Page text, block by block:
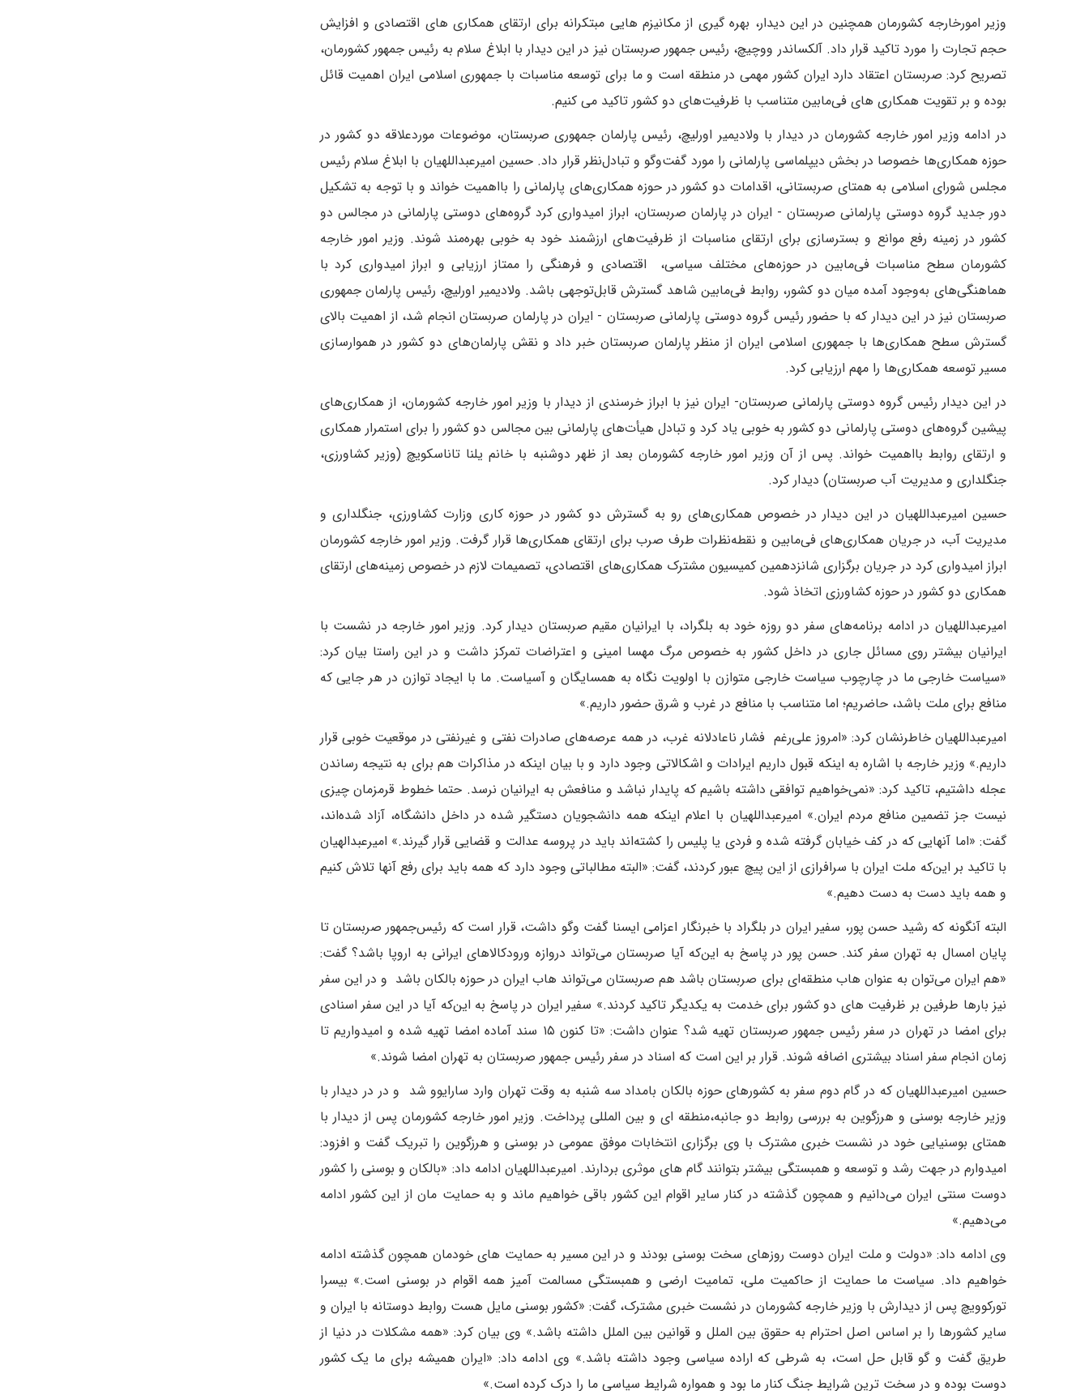
وزیر امورخارجه کشورمان همچنین در این دیدار، بهره گیری از مکانیزم هایی مبتکرانه برای ارتقای همکاری های اقتصادی و افزایش
حجم تجارت را مورد تاکید قرار داد. آلکساندر ووچیچ، رئیس جمهور صربستان نیز در این دیدار با ابلاغ سلام به رئیس جمهور کشورمان،
تصریح کرد: صربستان اعتقاد دارد ایران کشور مهمی در منطقه است و ما برای توسعه مناسبات با جمهوری اسلامی ایران اهمیت قائل
بوده و بر تقویت همکاری های فی‌مابین متناسب با ظرفیت‌های دو کشور تاکید می کنیم.
در ادامه وزیر امور خارجه کشورمان در دیدار با ولادیمیر اورلیچ، رئیس پارلمان جمهوری صربستان، موضوعات موردعلاقه دو کشور در
حوزه همکاری‌ها خصوصا در بخش دیپلماسی پارلمانی را مورد گفت‌وگو و تبادل‌نظر قرار داد. حسین امیرعبداللهیان با ابلاغ سلام رئیس
مجلس شورای اسلامی به همتای صربستانی، اقدامات دو کشور در حوزه همکاری‌های پارلمانی را بااهمیت خواند و با توجه به تشکیل
دور جدید گروه دوستی پارلمانی صربستان - ایران در پارلمان صربستان، ابراز امیدواری کرد گروه‌های دوستی پارلمانی در مجالس دو
کشور در زمینه رفع موانع و بسترسازی برای ارتقای مناسبات از ظرفیت‌های ارزشمند خود به خوبی بهره‌مند شوند. وزیر امور خارجه
کشورمان سطح مناسبات فی‌مابین در حوزه‌های مختلف سیاسی، اقتصادی و فرهنگی را ممتاز ارزیابی و ابراز امیدواری کرد با
هماهنگی‌های به‌وجود آمده میان دو کشور، روابط فی‌مابین شاهد گسترش قابل‌توجهی باشد. ولادیمیر اورلیچ، رئیس پارلمان جمهوری
صربستان نیز در این دیدار که با حضور رئیس گروه دوستی پارلمانی صربستان - ایران در پارلمان صربستان انجام شد، از اهمیت بالای
گسترش سطح همکاری‌ها با جمهوری اسلامی ایران از منظر پارلمان صربستان خبر داد و نقش پارلمان‌های دو کشور در هموارسازی
مسیر توسعه همکاری‌ها را مهم ارزیابی کرد.
در این دیدار رئیس گروه دوستی پارلمانی صربستان- ایران نیز با ابراز خرسندی از دیدار با وزیر امور خارجه کشورمان، از همکاری‌های
پیشین گروه‌های دوستی پارلمانی دو کشور به خوبی یاد کرد و تبادل هیأت‌های پارلمانی بین مجالس دو کشور را برای استمرار همکاری
و ارتقای روابط بااهمیت خواند. پس از آن وزیر امور خارجه کشورمان بعد از ظهر دوشنبه با خانم یلنا تاناسکویچ (وزیر کشاورزی،
جنگلداری و مدیریت آب صربستان) دیدار کرد.
حسین امیرعبداللهیان در این دیدار در خصوص همکاری‌های رو به گسترش دو کشور در حوزه کاری وزارت کشاورزی، جنگلداری و
مدیریت آب، در جریان همکاری‌های فی‌مابین و نقطه‌نظرات طرف صرب برای ارتقای همکاری‌ها قرار گرفت. وزیر امور خارجه کشورمان
ابراز امیدواری کرد در جریان برگزاری شانزدهمین کمیسیون مشترک همکاری‌های اقتصادی، تصمیمات لازم در خصوص زمینه‌های ارتقای
همکاری دو کشور در حوزه کشاورزی اتخاذ شود.
امیرعبداللهیان در ادامه برنامه‌های سفر دو روزه خود به بلگراد، با ایرانیان مقیم صربستان دیدار کرد. وزیر امور خارجه در نشست با
ایرانیان بیشتر روی مسائل جاری در داخل کشور به خصوص مرگ مهسا امینی و اعتراضات تمرکز داشت و در این راستا بیان کرد:
«سیاست خارجی ما در چارچوب سیاست خارجی متوازن با اولویت نگاه به همسایگان و آسیاست. ما با ایجاد توازن در هر جایی که
منافع برای ملت باشد، حاضریم؛ اما متناسب با منافع در غرب و شرق حضور داریم.»
امیرعبداللهیان خاطرنشان کرد: «امروز علی‌رغم فشار ناعادلانه غرب، در همه عرصه‌های صادرات نفتی و غیرنفتی در موقعیت خوبی قرار
داریم.» وزیر خارجه با اشاره به اینکه قبول داریم ایرادات و اشکالاتی وجود دارد و با بیان اینکه در مذاکرات هم برای به نتیجه رساندن
عجله داشتیم، تاکید کرد: «نمی‌خواهیم توافقی داشته باشیم که پایدار نباشد و منافعش به ایرانیان نرسد. حتما خطوط قرمزمان چیزی
نیست جز تضمین منافع مردم ایران.» امیرعبداللهیان با اعلام اینکه همه دانشجویان دستگیر شده در داخل دانشگاه، آزاد شده‌اند،
گفت: «اما آنهایی که در کف خیابان گرفته شده و فردی یا پلیس را کشته‌اند باید در پروسه عدالت و قضایی قرار گیرند.» امیرعبدالهیان
با تاکید بر این‌که ملت ایران با سرافرازی از این پیچ عبور کردند، گفت: «البته مطالباتی وجود دارد که همه باید برای رفع آنها تلاش کنیم
و همه باید دست به دست دهیم.»
البته آنگونه که رشید حسن پور، سفیر ایران در بلگراد با خبرنگار اعزامی ایسنا گفت وگو داشت، قرار است که رئیس‌جمهور صربستان تا
پایان امسال به تهران سفر کند. حسن پور در پاسخ به این‌که آیا صربستان می‌تواند دروازه ورودکالاهای ایرانی به اروپا باشد؟ گفت:
«هم ایران می‌توان به عنوان هاب منطقه‌ای برای صربستان باشد هم صربستان می‌تواند هاب ایران در حوزه بالکان باشد و در این سفر
نیز بارها طرفین بر ظرفیت های دو کشور برای خدمت به یکدیگر تاکید کردند.» سفیر ایران در پاسخ به این‌که آیا در این سفر اسنادی
برای امضا در تهران در سفر رئیس جمهور صربستان تهیه شد؟ عنوان داشت: «تا کنون ۱۵ سند آماده امضا تهیه شده و امیدواریم تا
زمان انجام سفر اسناد بیشتری اضافه شوند. قرار بر این است که اسناد در سفر رئیس جمهور صربستان به تهران امضا شوند.»
حسین امیرعبداللهیان که در گام دوم سفر به کشورهای حوزه بالکان بامداد سه شنبه به وقت تهران وارد سارایوو شد و در در دیدار با
وزیر خارجه بوسنی و هرزگوین به بررسی روابط دو جانبه،منطقه ای و بین المللی پرداخت. وزیر امور خارجه کشورمان پس از دیدار با
همتای بوسنیایی خود در نشست خبری مشترک با وی برگزاری انتخابات موفق عمومی در بوسنی و هرزگوین را تبریک گفت و افزود:
امیدوارم در جهت رشد و توسعه و همبستگی بیشتر بتوانند گام های موثری بردارند. امیرعبداللهیان ادامه داد: «بالکان و بوسنی را کشور
دوست سنتی ایران می‌دانیم و همچون گذشته در کنار سایر اقوام این کشور باقی خواهیم ماند و به حمایت مان از این کشور ادامه
می‌دهیم.»
وی ادامه داد: «دولت و ملت ایران دوست روزهای سخت بوسنی بودند و در این مسیر به حمایت های خودمان همچون گذشته ادامه
خواهیم داد. سیاست ما حمایت از حاکمیت ملی، تمامیت ارضی و همبستگی مسالمت آمیز همه اقوام در بوسنی است.» بیسرا
تورکوویچ پس از دیدارش با وزیر خارجه کشورمان در نشست خبری مشترک، گفت: «کشور بوسنی مایل هست روابط دوستانه با ایران و
سایر کشورها را بر اساس اصل احترام به حقوق بین الملل و قوانین بین الملل داشته باشد.» وی بیان کرد: «همه مشکلات در دنیا از
طریق گفت و گو قابل حل است، به شرطی که اراده سیاسی وجود داشته باشد.» وی ادامه داد: «ایران همیشه برای ما یک کشور
دوست بوده و در سخت ترین شرایط جنگ کنار ما بود و همواره شرایط سیاسی ما را درک کرده است.»